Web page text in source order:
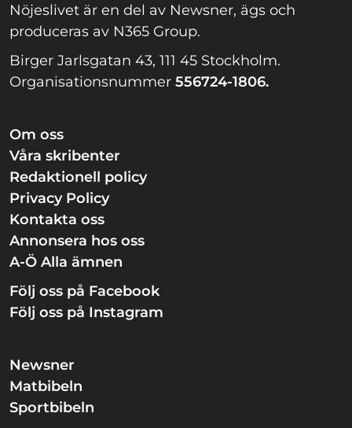
Nöjeslivet är en del av Newsner, ägs och
produceras av N365 Group.
Birger Jarlsgatan 43, 111 45 Stockholm.
Organisationsnummer 556724-1806.
Om oss
Våra skribenter
Redaktionell policy
Privacy Policy
Kontakta oss
Annonsera hos oss
A-Ö Alla ämnen
Följ oss på Facebook
Följ oss på Instagram
Newsner
Matbibeln
Sportbibeln